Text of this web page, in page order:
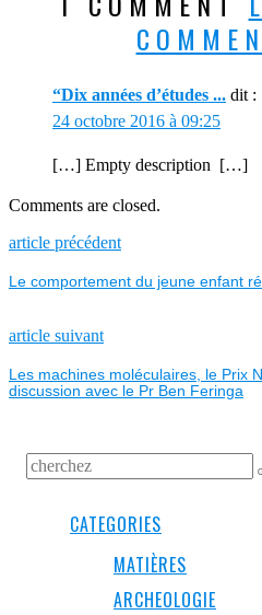
“Dix années d’études ... dit :
24 octobre 2016 à 09:25
[…] Empty description […]
Comments are closed.
NAVIGATION
DE
L’ARTICLE
article précédentPrevious
Le comportement du jeune enfant
article suivantNext
Les machines moléculaires, le Prix
discussion avec le Pr Ben Feringa
CATEGORIES
MATIÈRES
ARCHEOLOGIE